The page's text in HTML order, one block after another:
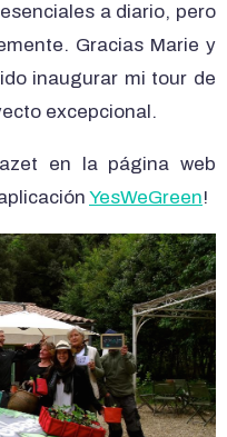
a diario, pero
Gracias Marie y
inaugurar mi tour de
excepcional.
en la página web
YesWeGreen!